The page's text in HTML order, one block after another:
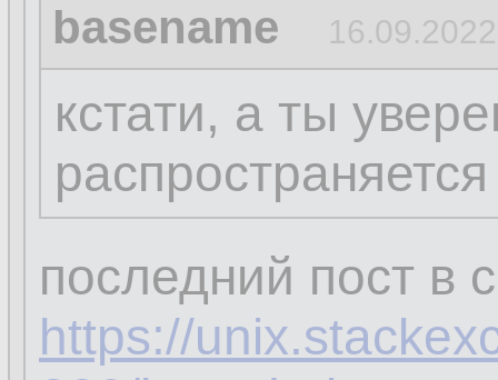
basename
кстати, а ты
последний пост в
https://